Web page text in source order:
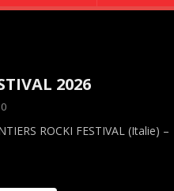
2026
0
ROCKI FESTIVAL (Italie) –